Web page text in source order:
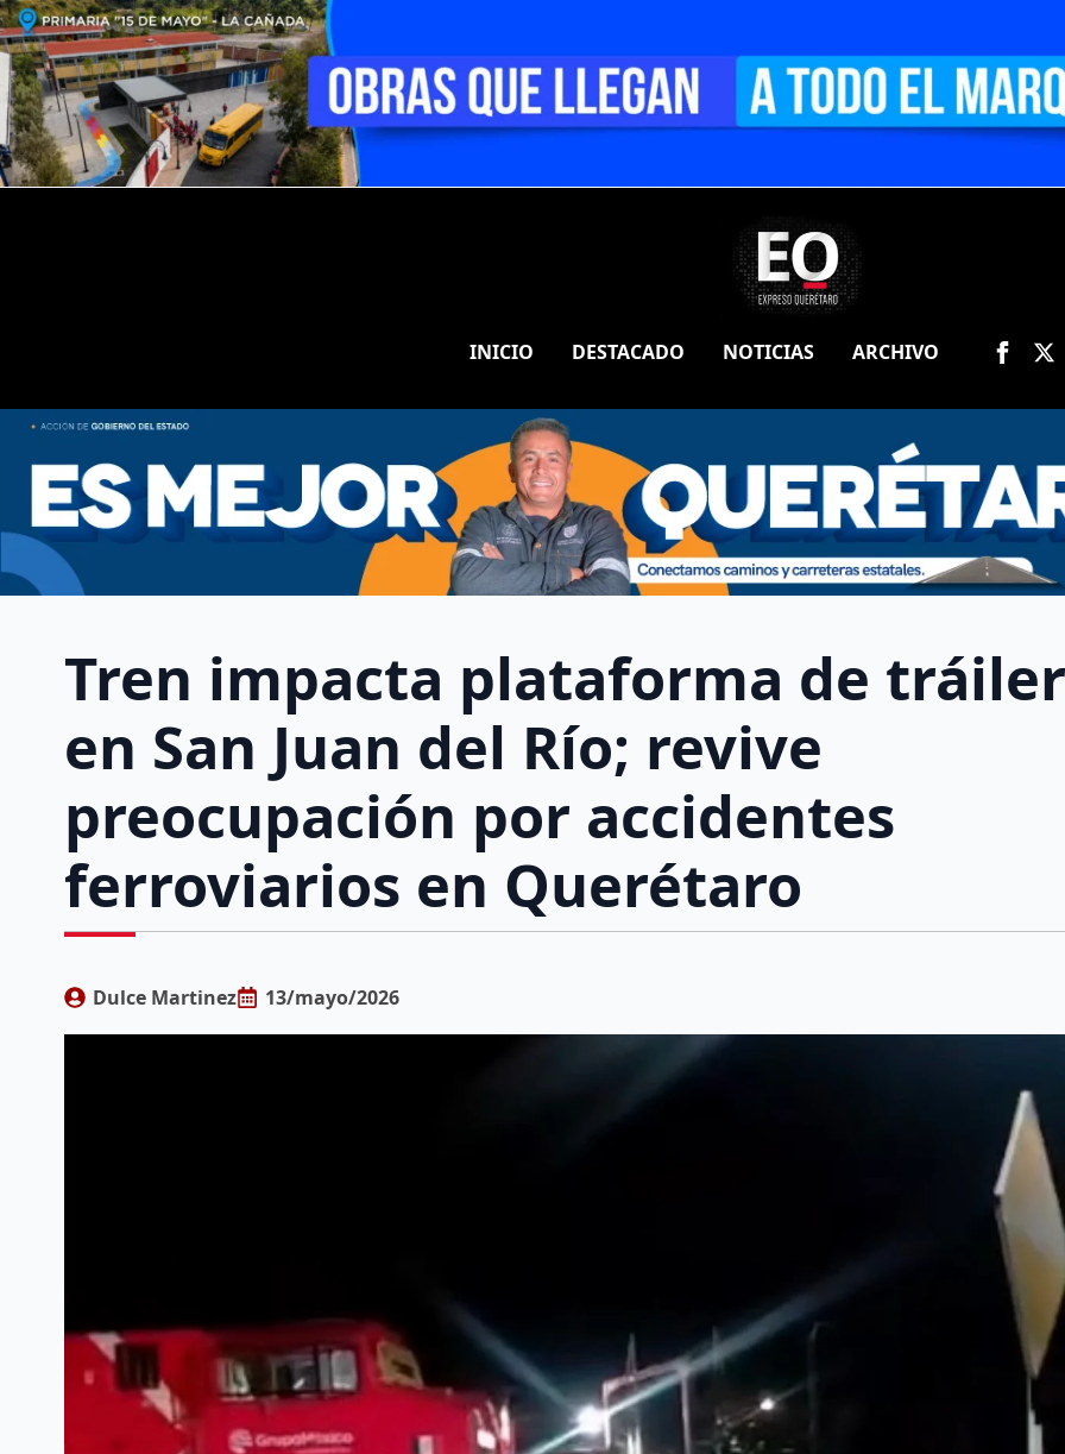
INICIO DESTACADO NOTICIAS ARCHIVO
Tren impacta plataforma de tráiler
en San Juan del Río; revive
preocupación por accidentes
ferroviarios en Querétaro
Dulce Martinez 13/mayo/2026